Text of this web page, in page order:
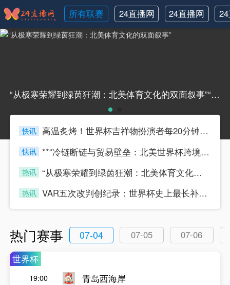
所有联赛
24直播网
NBA
24直播网
世界杯
“从极寒荣耀到绿茵狂潮：北美体育文化的双面叙事”“从极寒荣耀到绿茵狂潮：北美体育文化的双面叙事”
快讯
高温炙烤！世界杯吉祥物扮演者每20分钟须换人
快讯
**“冷链断链与贸易壁垒：北美世界杯跨境物流的困局与重塑路径”**
热讯
“从极寒荣耀到绿茵狂潮：北美体育文化的双面叙事”
热讯
VAR五次改判创纪录：世界杯史上最长补时达23分钟
热门赛事 07-04 07-05
07-06
世界杯
19:00
青岛西海岸